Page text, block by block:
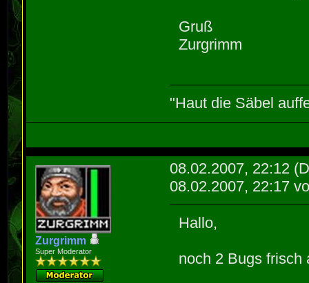
Gruß
Zurgrimm
"Haut die Säbel
Zurgrimm
Super Moderator
08.02.2007, 22:12
08.02.2007, 22:17
Hallo,
noch 2 Bugs frisch